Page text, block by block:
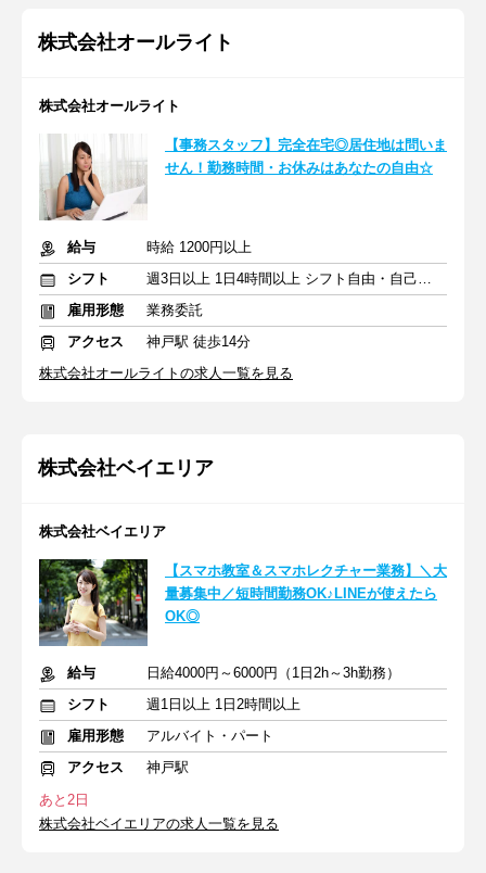
株式会社オールライト
株式会社オールライト
【事務スタッフ】完全在宅◎居住地は問いま
せん！勤務時間・お休みはあなたの自由☆
給与
時給 1200円以上
シフト
週3日以上 1日4時間以上 シフト自由・自己申告
雇用形態
業務委託
アクセス
神戸駅 徒歩14分
株式会社オールライトの求人一覧を見る
株式会社ベイエリア
株式会社ベイエリア
【スマホ教室＆スマホレクチャー業務】＼大
量募集中／短時間勤務OK♪LINEが使えたら
OK◎
給与
日給4000円～6000円（1日2h～3h勤務）
シフト
週1日以上 1日2時間以上
雇用形態
アルバイト・パート
アクセス
神戸駅
あと2日
株式会社ベイエリアの求人一覧を見る